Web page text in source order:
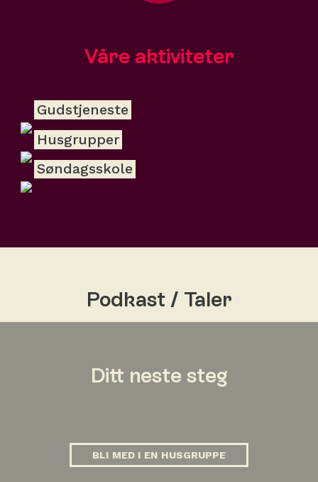
Våre aktiviteter
Gudstjeneste
Husgrupper
Søndagsskole
Podkast / Taler
Ditt neste steg
BLI MED I EN HUSGRUPPE